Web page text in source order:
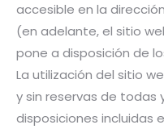
accesible en la dirección
(en adelante, el sitio
pone a disposición de
La utilización del sitio
y sin reservas de todas
disposiciones incluidas